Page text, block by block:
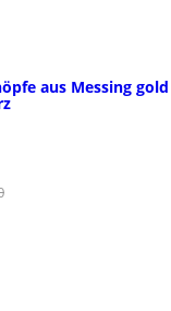
aus Messing